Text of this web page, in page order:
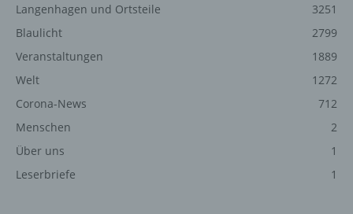
Langenhagen und Ortsteile
3251
Blaulicht
2799
Veranstaltungen
1889
Welt
1272
Corona-News
712
Menschen
2
Über uns
1
Leserbriefe
1
Internetseite durch eine betroffene Person oder ein
automatisiertes System eine Reihe von allgemeinen
Daten und Informationen. Diese allgemeinen Daten und
gespeichert. Erfasst werden können die (1) verwendeten
Browsertypen und Versionen, (2) das vom zugreifenden
System verwendete Betriebssystem, (3) die
unsere Internetseite gelangt (sogenannte Referrer), (4)
die Unterwebseiten, welche über ein zugreifendes